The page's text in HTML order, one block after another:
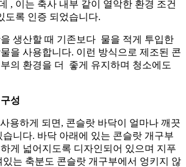
, 이는 축사 내부 같이 열악한 환경 조건
도록 인증 되었습니다.
생산할 때 기존보다 물을 적게 투입한
을 사용합니다. 이런 방식으로 제조된 콘
의 환경을 더 좋게 유지하며 청소에도
성
용하게 되면, 콘슬랏 바닥이 얼마나 깨끗
니다. 바닥 아래에 있는 콘슬랏 개구부
게 넓어지도록 디자인되어 있으며 지푸
는 축분도 콘슬랏 개구부에서 엉키지 않